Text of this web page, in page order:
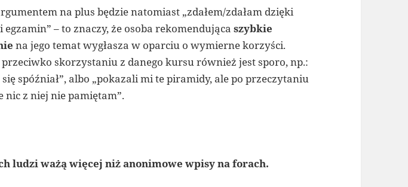
na plus będzie natomiast „zdałem/zdałam dzięki
– to znaczy, że osoba rekomendującaszybkie
na jego temat wygłasza w oparciu o wymierne korzyści.
skorzystaniu z danego kursu również jest sporo, np.:
spóźniał”, albo „pokazali mi te piramidy, ale po przeczytaniu
z niej nie pamiętam”.
ludzi ważą więcej niż anonimowe wpisy na forach.